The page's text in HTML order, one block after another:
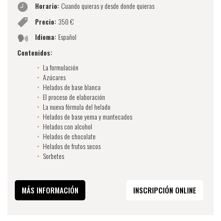
Horario: Cuando quieras y desde donde quieras
Precio: 350 €
Idioma: Español
Contenidos:
La formulación
Azúcares
Helados de base blanca
El proceso de elaboración
La nueva fórmula del helado
​Helados de base yema y mantecados
Helados con alcohol
​Helados de chocolate
Helados de frutos secos
​Sorbetes
MÁS INFORMACIÓN INSCRIPCIÓN ONLINE